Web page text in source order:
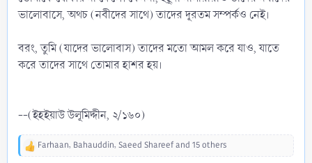
ভালোবাসে, অথচ (নবীদের সাথে) তাদের দূরতম সম্পর্কও নেই।
বরং, তুমি (যাদের ভালোবাস) তাদের মতো আমল করে যাও, যাতে
করে তাদের সাথে তোমার হাশর হয়।
--(ইহইয়াউ উলূমিদ্দীন, ২/১৬০)
R
Farhaan, Bahauddin, Saeed Shareefand 15 others